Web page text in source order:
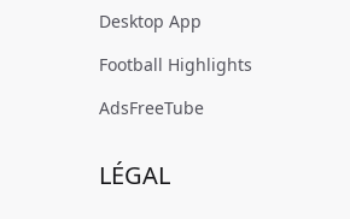
Desktop App
Football Highlights
AdsFreeTube
LÉGAL